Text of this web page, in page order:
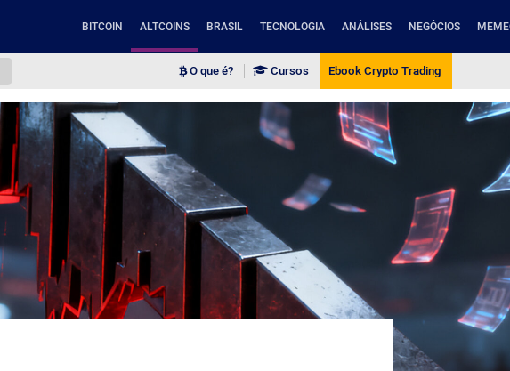
BITCOIN ALTCOINS BRASIL TECNOLOGIA ANÁLISES NEGÓCIOS
O que é? Cursos Ebook Crypto Trading